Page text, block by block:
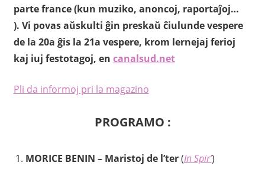
parte france (kun muziko, anoncoj, raportaĵoj…
). Vi povas aŭskulti ĝin preskaŭ ĉiulunde vespere
de la 20a ĝis la 21a vespere, krom lernejaj ferioj
kaj iuj festotagoj, en canalsud.net
Pli da informoj pri la magazino
PROGRAMO :
MORICE BENIN – Maristoj de l’ter(In Spir’)